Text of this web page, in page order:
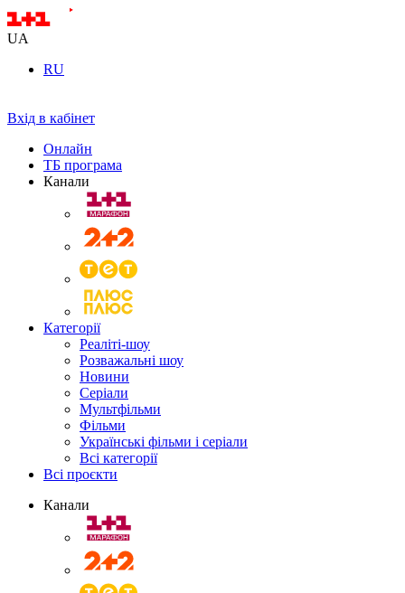
UA
RU
Вхід в кабінет
Онлайн
ТБ програма
Канали
Категорії
Реаліті-шоу
Розважальні шоу
Новини
Серіали
Мультфільми
Фільми
Українські фільми і серіали
Всі категорії
Всі проєкти
Канали